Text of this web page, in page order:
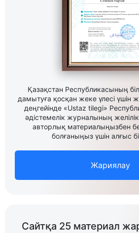
Қазақстан Республикасының
дамытуға қосқан жеке үлесі үшін
деңгейінде «Ustaz tilegi»
әдістемелік журналының
авторлық материалыңызбен
болғаныңыз үшін алғыс
Жариялау
Сайтқа 25 материал